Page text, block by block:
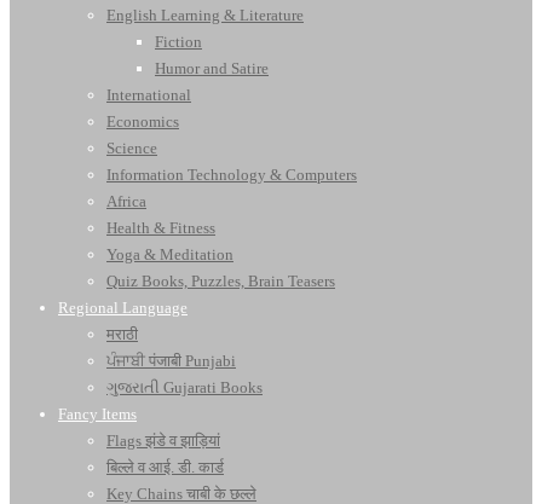
English Learning & Literature
Fiction
Humor and Satire
International
Economics
Science
Information Technology & Computers
Africa
Health & Fitness
Yoga & Meditation
Quiz Books, Puzzles, Brain Teasers
Regional Language
मराठी
ਪੰਜਾਬੀ पंजाबी Punjabi
ગુજરાતી Gujarati Books
Fancy Items
Flags झंडे व झाड़ियां
बिल्ले व आई. डी. कार्ड
Key Chains चाबी के छल्ले